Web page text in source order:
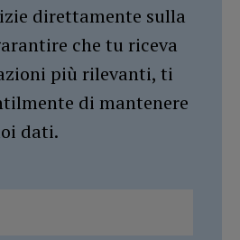
direttamente sulla
che tu riceva
più rilevanti, ti
di mantenere
dati.